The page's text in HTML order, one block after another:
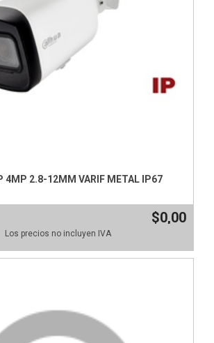
4MP 2.8-12MM VARIF METAL IP67
$0,00
Los precios no incluyen IVA